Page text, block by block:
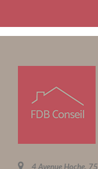
4 Avenue Hoche,